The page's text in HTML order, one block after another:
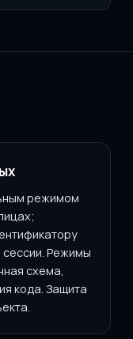
режимом
сессии. Режимы
схема,
кода. Защита